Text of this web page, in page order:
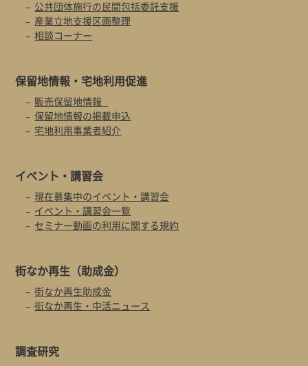
公共団体施行の民間包括委託支援
産業立地支援区画整理
相談コーナー
保留地情報・ 宅地利用促進
販売保留地情報
保留地情報の掲載申込
宅地利用事業者紹介
イベント・講習会
現在募集中のイベント・講習会
イベント・講習会一覧
セミナー動画の利用に関する規約
街なか再生 （助成金）
街なか再生助成金
街なか再生・中活ニュース
調査研究